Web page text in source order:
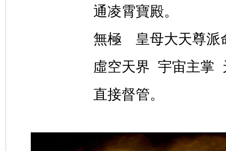
通凌霄寶殿。
無極 皇母大天尊派
虛空天界 宇宙主掌
直接督管。